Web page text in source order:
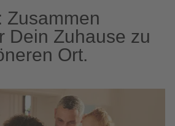
Zusammen
Dein Zuhause zu
Ort.